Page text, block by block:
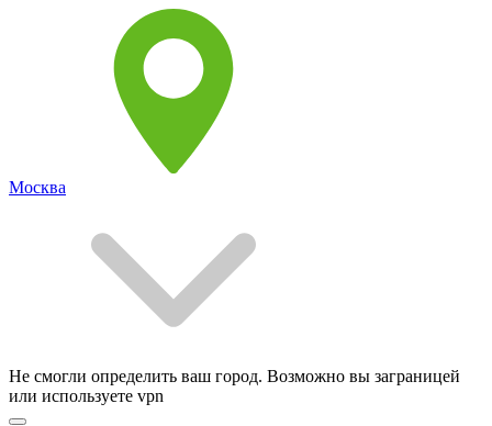
Москва
Не смогли определить ваш город. Возможно вы заграницей
или используете vpn